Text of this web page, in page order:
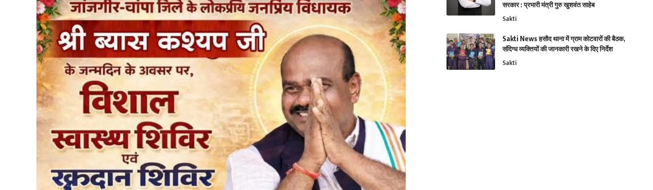
सरकार : प्रभारी मंत्री गुरु खुशवंत साहेब
Sakti
Sakti News हसौद थाना में ग्राम कोटवारों की बैठक,
संदिग्ध व्यक्तियों की जानकारी रखने के दिए निर्देश
Sakti